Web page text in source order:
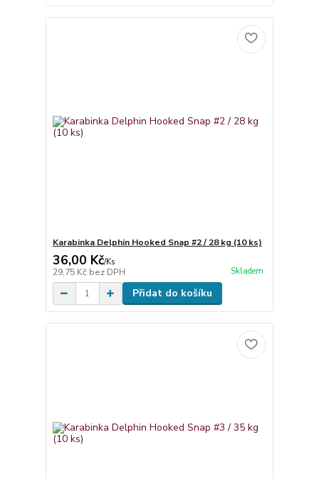
Karabinka Delphin Hooked Snap #2 / 28 kg (10 ks)
36,00 Kč/Ks
29,75 Kč bez DPH Skladem
Přidat do košíku